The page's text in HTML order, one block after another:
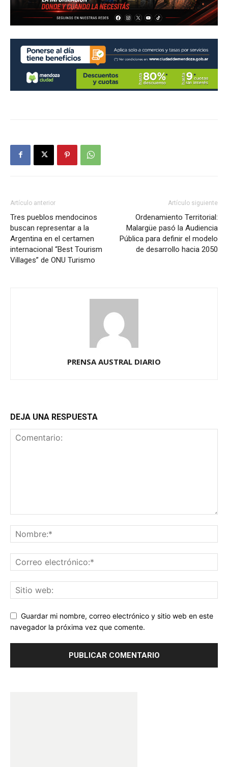
Artículo anterior
Tres pueblos mendocinos
buscan representar a la
Argentina en el certamen
internacional “Best Tourism
Villages” de ONU Turismo
Artículo siguiente
Ordenamiento Territorial:
Malargüe pasó la Audiencia
Pública para definir el modelo
de desarrollo hacia 2050
PRENSA AUSTRAL DIARIO
DEJA UNA RESPUESTA
Guardar mi nombre, correo electrónico y sitio web en este
navegador la próxima vez que comente.